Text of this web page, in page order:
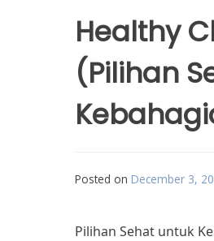
Healthy
(Pilihan
Posted on December 3,
Pilihan Sehat untuk